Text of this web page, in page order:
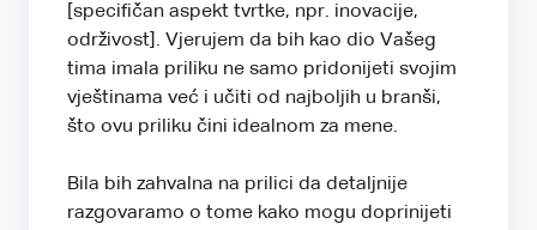
[specifičan aspekt tvrtke, npr. inovacije,
održivost]. Vjerujem da bih kao dio Vašeg
tima imala priliku ne samo pridonijeti svojim
vještinama već i učiti od najboljih u branši,
što ovu priliku čini idealnom za mene.
Bila bih zahvalna na prilici da detaljnije
razgovaramo o tome kako mogu doprinijeti